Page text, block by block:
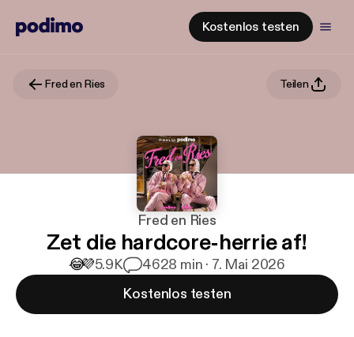
Kostenlos testen
Fred en Ries Teilen
Fred en Ries
Zet die hardcore-herrie af!
😂💜5.9K 4628 min · 7. Mai 2026
Kostenlos testen